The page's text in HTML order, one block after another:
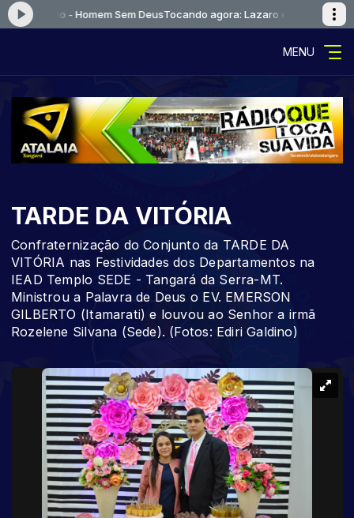
Eduardo - Homem Sem DeusTocando agora: Lazaro e Eduardo -
MENU
TARDE DA VITÓRIA
Confraternização do Conjunto da TARDE DA
VITÓRIA nas Festividades dos Departamentos na
IEAD Templo SEDE - Tangará da Serra-MT.
Ministrou a Palavra de Deus o EV. EMERSON
GILBERTO (Itamarati) e louvou ao Senhor a irmã
Rozelene Silvana (Sede). (Fotos: Ediri Galdino)